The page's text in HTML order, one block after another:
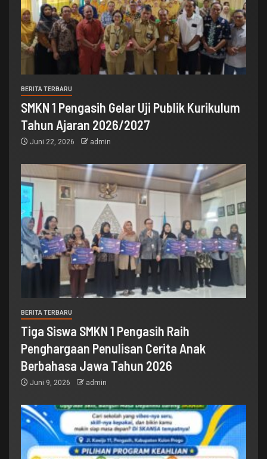
BERITA TERBARU
SMKN 1 Pengasih Gelar Uji Publik Kurikulum
Tahun Ajaran 2026/2027
Juni 22, 2026 admin
BERITA TERBARU
Tiga Siswa SMKN 1 Pengasih Raih
Penghargaan Penulisan Cerita Anak
Berbahasa Jawa Tahun 2026
Juni 9, 2026 admin